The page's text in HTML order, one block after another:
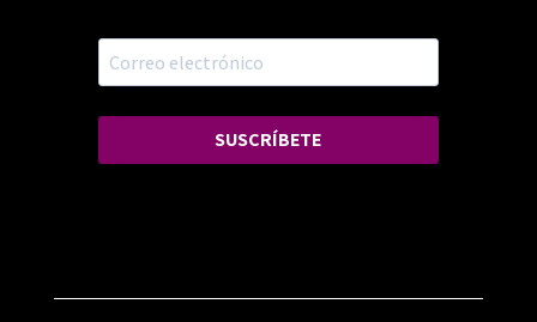
SUSCRÍBETE